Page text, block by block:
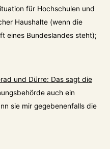
für Hochschulen und
Haushalte (wenn die
eines Bundeslandes steht);
und Dürre: Das sagt die
auch ein
sie mir gegebenenfalls die